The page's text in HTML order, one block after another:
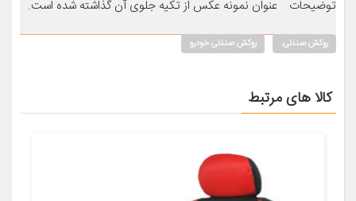
توضیحات
عنوان نمونه عکس از تکیه جلوی آن گذاشته شده است.
روکش صندلی روکش صندلی خودرو
کالا های مرتبط